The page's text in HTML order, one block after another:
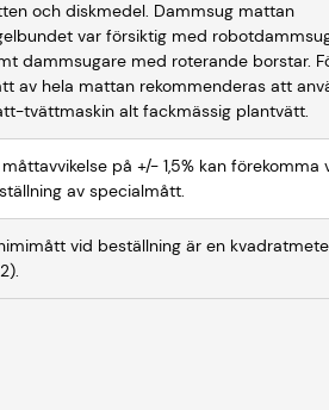
och diskmedel. Dammsug mattan
var försiktig med
dammsugare med roterande borstar.
av hela mattan rekommenderas att
tvättmaskin alt fackmässig plantvätt.
måttavvikelse på +/- 1,5% kan förekomma
av specialmått.
vid beställning är en